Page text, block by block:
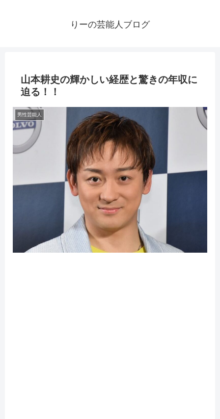
りーの芸能人ブログ
山本耕史の輝かしい経歴と驚きの年収に
迫る！！
男性芸能人